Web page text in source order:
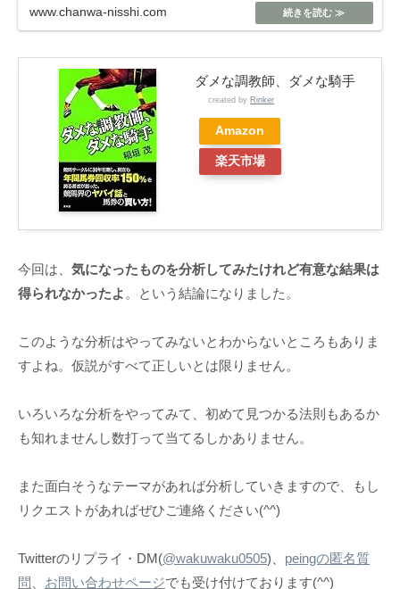
www.chanwa-nisshi.com
ダメな調教師、ダメな騎手
created by Rinker
Amazon
楽天市場
今回は、 気になったものを分析してみたけれど有意な結果は
得られなかったよ 。という結論になりました。
このような分析はやってみないとわからないところもありま
すよね。仮説がすべて正しいとは限りません。
いろいろな分析をやってみて、初めて見つかる法則もあるか
も知れませんし数打って当てるしかありません。
また面白そうなテーマがあれば分析していきますので、もし
リクエストがあればぜひご連絡ください(^^)
Twitterのリプライ・DM(@wakuwaku0505)、 peingの匿名質
問
お問い合わせページでも受け付けております(^^)